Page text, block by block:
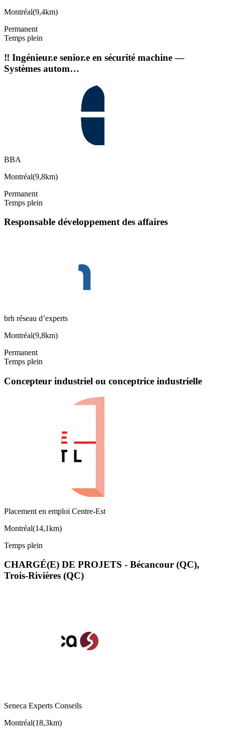
Montréal(9,4km)
Permanent
Temps plein
‼️ Ingénieur.e senior.e en sécurité machine —
Systèmes autom…
BBA
Montréal(9,8km)
Permanent
Temps plein
Responsable développement des affaires
brh réseau d’experts
Montréal(9,8km)
Permanent
Temps plein
Concepteur industriel ou conceptrice industrielle
Placement en emploi Centre-Est
Montréal(14,1km)
Temps plein
CHARGÉ(E) DE PROJETS - Bécancour (QC),
Trois-Rivières (QC)
Seneca Experts Conseils
Montréal(18,3km)